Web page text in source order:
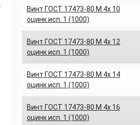
Винт ГОСТ 17473-80 M 4x 10
оцинк исп. 1 (1000)
Винт ГОСТ 17473-80 M 4x 12
оцинк исп. 1 (1000)
Винт ГОСТ 17473-80 M 4x 14
оцинк исп. 1 (1000)
Винт ГОСТ 17473-80 M 4x 16
оцинк исп. 1 (1000)